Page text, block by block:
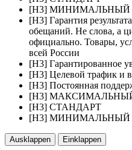
[H3] МИНИМАЛЬНЫЙ
[H3] Гарантия
обещаний. Не слова, а
официально. Товары,
всей России
[H3] Гарантированное
[H3] Целевой трафик и
[H3] Постоянная
[H3]
[H3] СТАНДАРТ
[H3] МИНИМАЛЬНЫЙ
Ausklappen Einklappen